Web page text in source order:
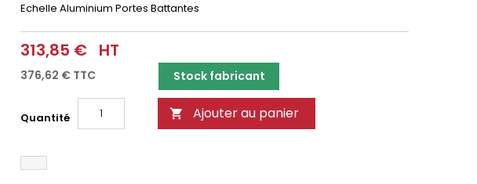
Echelle Aluminium Portes Battantes
313,85 € HT
376,62 € TTC Stock fabricant
Quantité  Ajouter au panier